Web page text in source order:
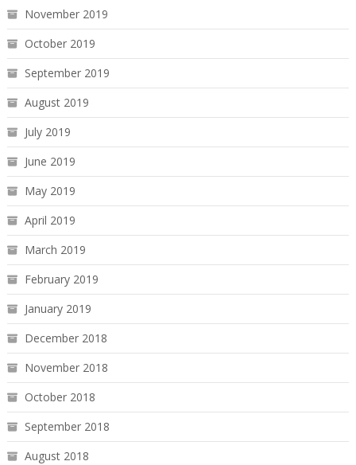
November 2019
October 2019
September 2019
August 2019
July 2019
June 2019
May 2019
April 2019
March 2019
February 2019
January 2019
December 2018
November 2018
October 2018
September 2018
August 2018